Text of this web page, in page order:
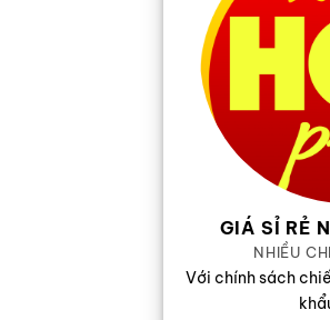
GIÁ SỈ RẺ
NHIỀU
Với chính sách